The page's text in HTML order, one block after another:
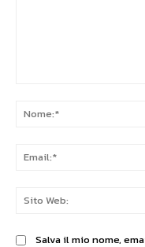
Salva il mio nome,